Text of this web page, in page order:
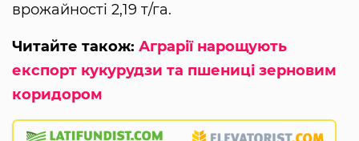
врожайності 2,19 т/га.
Читайте також: Аграрії нарощують
експорт кукурудзи та пшениці зерновим
коридором